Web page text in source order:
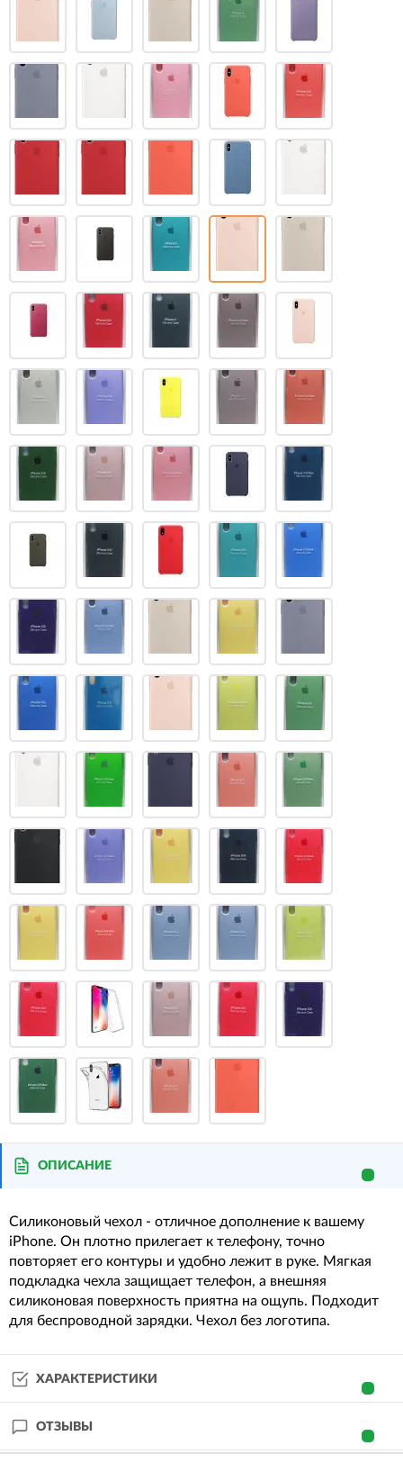
ОПИСАНИЕ
Силиконовый чехол - отличное дополнение к вашему
iPhone. Он плотно прилегает к телефону, точно
повторяет его контуры и удобно лежит в руке. Мягкая
подкладка чехла защищает телефон, а внешняя
силиконовая поверхность приятна на ощупь. Подходит
для беспроводной зарядки. Чехол без логотипа.
ХАРАКТЕРИСТИКИ
ОТЗЫВЫ